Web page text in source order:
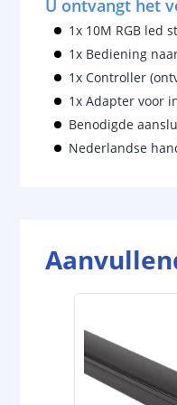
U ontvangt het
1x 10M RGB led
1x Bediening
1x Controller
1x Adapter voor
Benodigde
Nederlandse